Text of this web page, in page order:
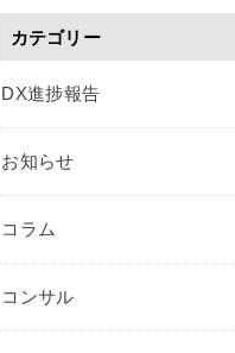
カテゴリー
DX進捗報告
お知らせ
コラム
コンサル